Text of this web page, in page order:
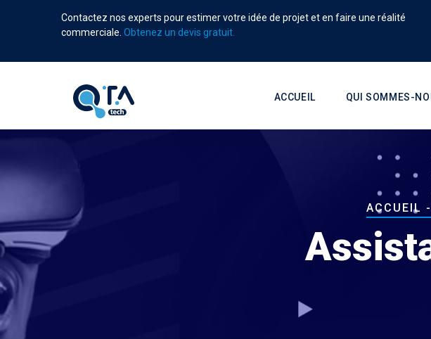
Contactez nos experts pour estimer votre idée de projet et en faire une réalité
commerciale. Obtenez un devis gratuit.
ACCUEIL QUI SOMMES-
Fil
d'Ariane
ACCUEIL -